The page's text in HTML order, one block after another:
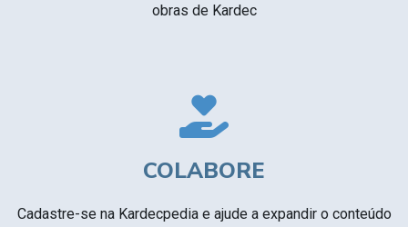
obras de Kardec
COLABORE
Cadastre-se na Kardecpedia e ajude a expandir o conteúdo